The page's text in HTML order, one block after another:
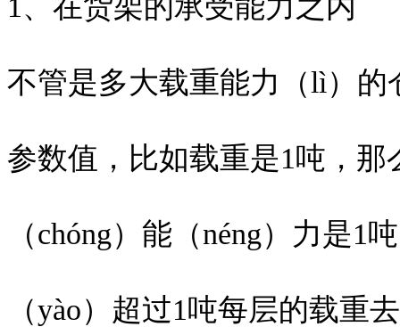
不管是多大载重能力（lì）
参数值，比如载重是1吨，那
（chóng）能（néng）力是
（yào）超过1吨每层的载重